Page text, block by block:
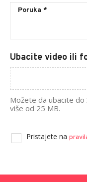
Ubacite video ili
Možete da ubacite
više od 25 MB.
Pristajete na